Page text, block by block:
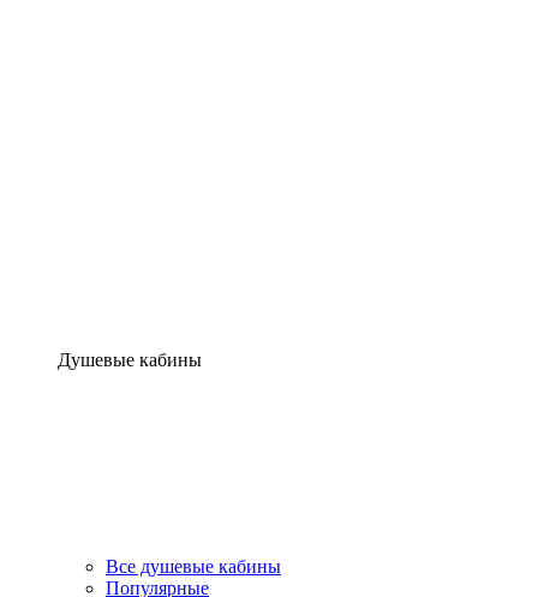
Душевые кабины
Все душевые кабины
Популярные